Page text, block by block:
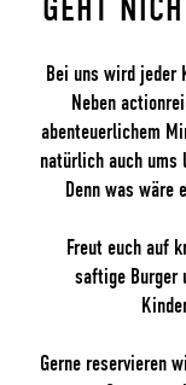
GEHT
Bei uns wird jeder
Neben
abenteuerlichem
natürlich auch ums
Denn was wäre
Freut euch auf
saftige Burger
Gerne reservieren